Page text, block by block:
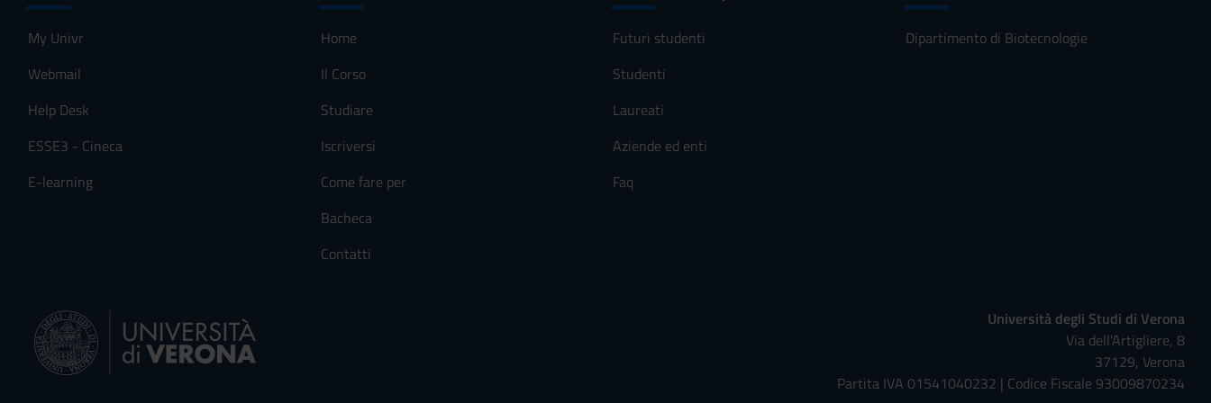
My Univr
Webmail
Help Desk
ESSE3 - Cineca
E-learning
Home
Il Corso
Studiare
Iscriversi
Come fare per
Bacheca
Contatti
Futuri studenti
Studenti
Laureati
Aziende ed enti
Faq
Dipartimento di Biotecnologie
Università degli Studi di Verona
Via dell'Artigliere, 8
37129, Verona
Partita IVA 01541040232 | Codice Fiscale 93009870234